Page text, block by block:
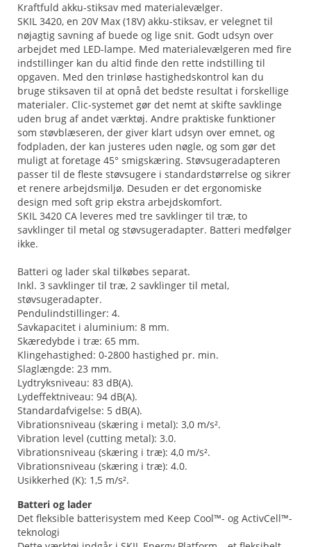
Kraftfuld akku-stiksav med materialevælger.
SKIL 3420, en 20V Max (18V) akku-stiksav, er velegnet til
nøjagtig savning af buede og lige snit. Godt udsyn over
arbejdet med LED-lampe. Med materialevælgeren med fire
indstillinger kan du altid finde den rette indstilling til
opgaven. Med den trinløse hastighedskontrol kan du
bruge stiksaven til at opnå det bedste resultat i forskellige
materialer. Clic-systemet gør det nemt at skifte savklinge
uden brug af andet værktøj. Andre praktiske funktioner
som støvblæseren, der giver klart udsyn over emnet, og
fodpladen, der kan justeres uden nøgle, og som gør det
muligt at foretage 45° smigskæring. Støvsugeradapteren
passer til de fleste støvsugere i standardstørrelse og sikrer
et renere arbejdsmiljø. Desuden er det ergonomiske
design med soft grip ekstra arbejdskomfort.
SKIL 3420 CA leveres med tre savklinger til træ, to
savklinger til metal og støvsugeradapter. Batteri medfølger
ikke.
Batteri og lader skal tilkøbes separat.
Inkl. 3 savklinger til træ, 2 savklinger til metal,
støvsugeradapter.
Pendulindstillinger: 4.
Savkapacitet i aluminium: 8 mm.
Skæredybde i træ: 65 mm.
Klingehastighed: 0-2800 hastighed pr. min.
Slaglængde: 23 mm.
Lydtryksniveau: 83 dB(A).
Lydeffektniveau: 94 dB(A).
Standardafvigelse: 5 dB(A).
Vibrationsniveau (skæring i metal): 3,0 m/s².
Vibration level (cutting metal): 3.0.
Vibrationsniveau (skæring i træ): 4,0 m/s².
Vibrationsniveau (skæring i træ): 4.0.
Usikkerhed (K): 1,5 m/s².
Batteri og lader
Det fleksible batterisystem med Keep Cool™- og ActivCell™-
teknologi